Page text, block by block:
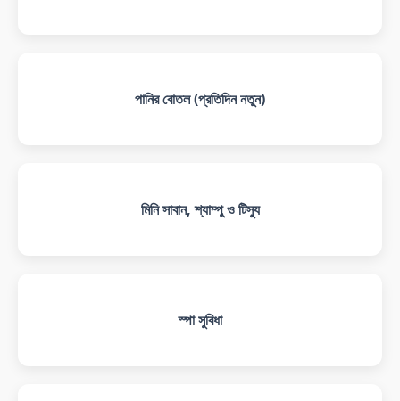
পানির বোতল (প্রতিদিন নতুন)
মিনি সাবান, শ্যাম্পু ও টিস্যু
স্পা সুবিধা